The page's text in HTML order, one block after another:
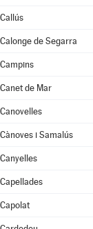
Callús
Calonge de Segarra
Campins
Canet de Mar
Canovelles
Cànoves i Samalús
Canyelles
Capellades
Capolat